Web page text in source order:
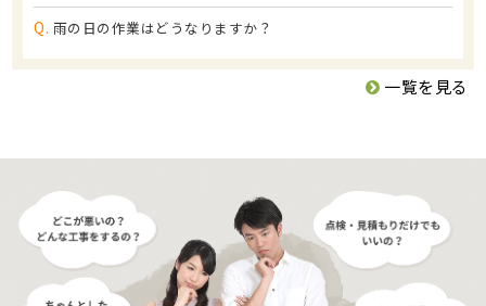
Q. 雨の日の作業はどうなりますか？
一覧を見る